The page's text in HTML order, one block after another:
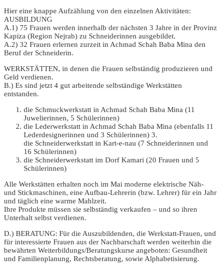
Hier eine knappe Aufzählung von den einzelnen Aktivitäten:
AUSBILDUNG
A.1) 75 Frauen werden innerhalb der nächsten 3 Jahre in der Provinz
Kapiza (Region Nejrab) zu Schneiderinnen ausgebildet.
A.2) 32 Frauen erlernen zurzeit in Achmad Schah Baba Mina den
Beruf der Schneiderin.
WERKSTÄTTEN, in denen die Frauen selbständig produzieren und
Geld verdienen.
B.) Es sind jetzt 4 gut arbeitende selbständige Werkstätten
entstanden.
die Schmuckwerkstatt in Achmad Schah Baba Mina (11
Juwelierinnen, 5 Schülerinnen)
die Lederwerkstatt in Achmad Schah Baba Mina (ebenfalls 11
Lederdesignerinnen und 3 Schülerinnen) 3.
die Schneiderwerkstatt in Kart-e-nau (7 Schneiderinnen und
16 Schülerinnen)
die Schneiderwerkstatt im Dorf Kamari (20 Frauen und 5
Schülerinnen)
Alle Werkstätten erhalten noch im Mai moderne elektrische Näh-
und Stickmaschinen, eine Aufbau-Lehrerin (bzw. Lehrer) für ein Jahr
und täglich eine warme Mahlzeit.
Ihre Produkte müssen sie selbständig verkaufen – und so ihren
Unterhalt selbst verdienen.
D.) BERATUNG: Für die Auszubildenden, die Werkstatt-Frauen, und
für interessierte Frauen aus der Nachbarschaft werden weiterhin die
bewährten Weiterbildungs/Beratungskurse angeboten: Gesundheit
und Familienplanung, Rechtsberatung, sowie Alphabetisierung.